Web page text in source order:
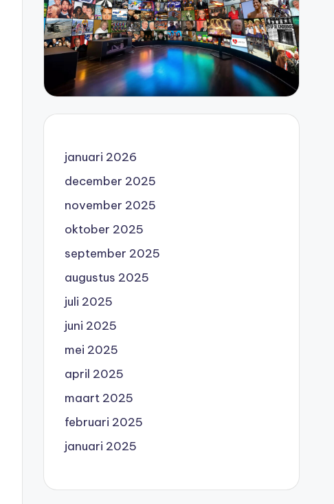
januari 2026
december 2025
november 2025
oktober 2025
september 2025
augustus 2025
juli 2025
juni 2025
mei 2025
april 2025
maart 2025
februari 2025
januari 2025